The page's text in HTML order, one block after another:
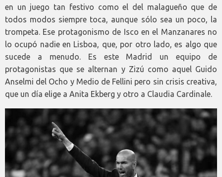
en un juego tan festivo como el del malagueño que de
todos modos siempre toca, aunque sólo sea un poco, la
trompeta. Ese protagonismo de Isco en el Manzanares no
lo ocupó nadie en Lisboa, que, por otro lado, es algo que
sucede a menudo. Es este Madrid un equipo de
protagonistas que se alternan y Zizú como aquel Guido
Anselmi del Ocho y Medio de Fellini pero sin crisis creativa,
que un día elige a Anita Ekberg y otro a Claudia Cardinale.